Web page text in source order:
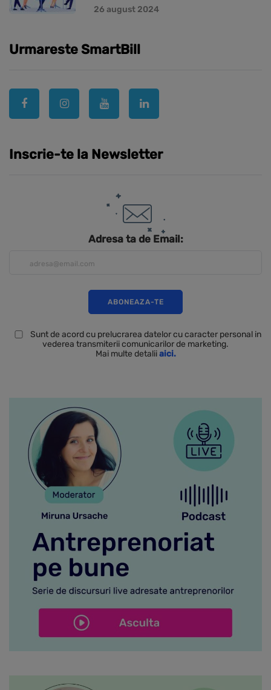
26 august 2024
Urmareste SmartBill
Inscrie-te la Newsletter
Adresa ta de Email:
Sunt de acord cu prelucrarea datelor cu caracter personal in
vederea transmiterii comunicarilor de marketing.
Mai multe detaliiaici.